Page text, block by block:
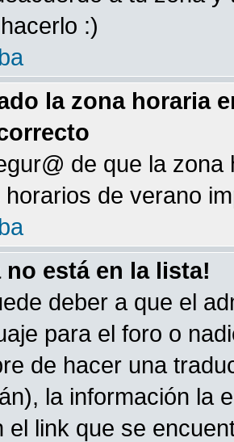
:)
la zona horaria
de que la
horarios de verano
no está en la lista!
deber a que el
para el foro o
de hacer una
la información la
el link que se